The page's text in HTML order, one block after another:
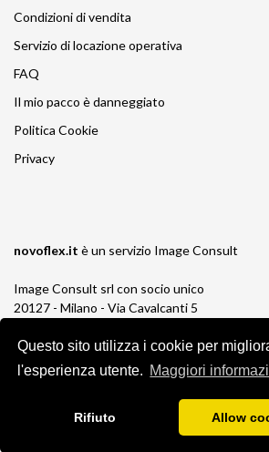
Questo sito utilizza i cookie per
l'esperienza utente. Maggiori
Rifiuto Allow
Condizioni di vendita
Servizio di locazione operativa
FAQ
Il mio pacco è danneggiato
Politica Cookie
Privacy
novoflex.it è un servizio Image Consult
Image Consult srl con socio unico
20127 - Milano - Via Cavalcanti 5
P.IVA e C.F. 03383650961
REA 1673647 CCIAA Milano Monza Brianza
Registro Pile IT13030P00003110